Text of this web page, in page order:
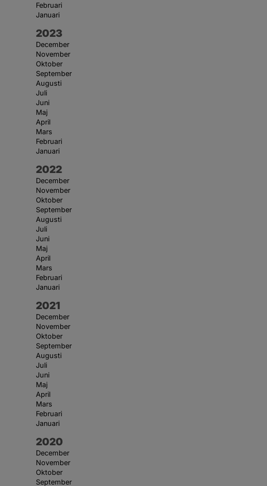
Februari
Januari
År:
2023
December
November
Oktober
September
Augusti
Juli
Juni
Maj
April
Mars
Februari
Januari
År:
2022
December
November
Oktober
September
Augusti
Juli
Juni
Maj
April
Mars
Februari
Januari
År:
2021
December
November
Oktober
September
Augusti
Juli
Juni
Maj
April
Mars
Februari
Januari
År:
2020
December
November
Oktober
September